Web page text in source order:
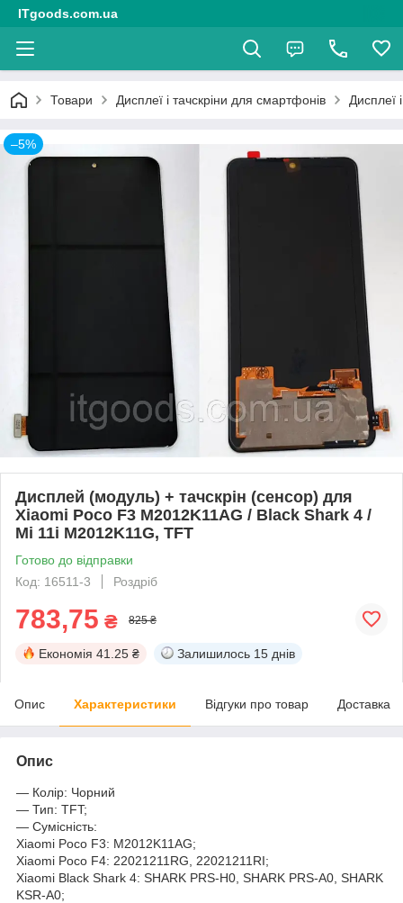
ITgoods.com.ua
Товари Дисплеї і тачскріни для смартфонів Дисплеї
–5%
Дисплей (модуль) + тачскрін (сенсор) для
Xiaomi Poco F3 M2012K11AG / Black Shark 4 /
Mi 11i M2012K11G, TFT
Готово до відправки
Код: 16511-3
Роздріб
783,75 ₴ 825 ₴
Економія 41.25 ₴ Залишилось 15 днів
Опис Характеристики Відгуки про товар Доставка
Опис
― Колір: Чорний
― Тип: TFT;
― Сумісність:
Xiaomi Poco F3: M2012K11AG;
Xiaomi Poco F4: 22021211RG, 22021211RI;
Xiaomi Black Shark 4: SHARK PRS-H0, SHARK PRS-A0, SHARK
KSR-A0;